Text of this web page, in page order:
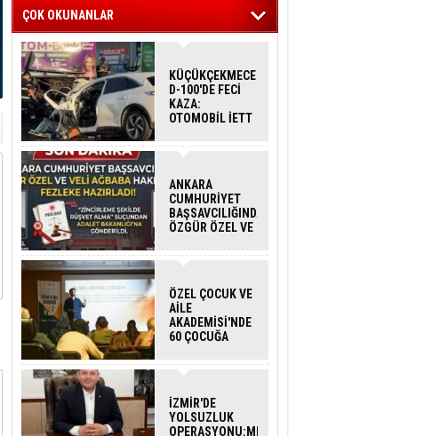
ÇOK OKUNANLAR
KÜÇÜKÇEKMECE
D-100'DE FECİ
KAZA:
OTOMOBİL İETT
ÇARPTI 3 KİŞİ
ANKARA
CUMHURİYET
BAŞSAVCILIĞINDAN
ÖZGÜR ÖZEL VE
HAKKINDA
ÖZEL ÇOCUK VE
AİLE
AKADEMİSİ'NDE
60 ÇOCUĞA
İZMİR'DE
YOLSUZLUK
OPERASYONU:MENDERES